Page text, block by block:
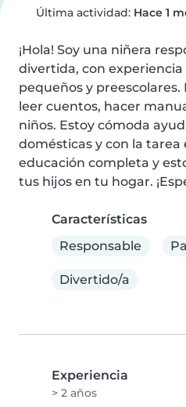
Última actividad: Hace 1
¡Hola! Soy una niñera
divertida, con
pequeños y
leer cuentos, hacer
niños. Estoy cómoda
domésticas y con la tarea
educación completa y
tus hijos en tu hogar.
Características
Responsable
Divertido/a
Experiencia
> 2 años